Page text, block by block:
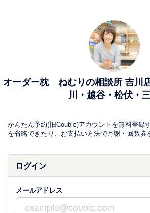
オーダー枕 ねむりの相談所 吉川
川・越谷・松伏・
かんたん予約(旧Coubic)アカウントを無料登録
を省略できたり、お支払い方法で月謝・回数券
ログイン
メールアドレス